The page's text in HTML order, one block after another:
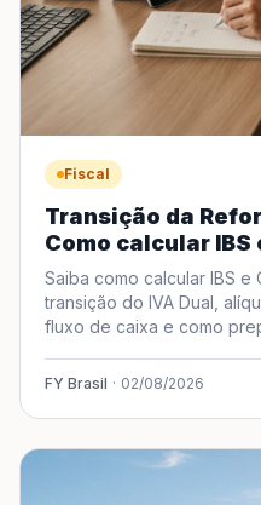
Fiscal
Transição da
Como calcular IBS
Saiba como calcular IBS e
transição do IVA Dual,
fluxo de caixa e como
FY Brasil · 02/08/2026